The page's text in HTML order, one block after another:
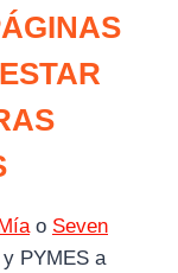
o Seven
PYMES a